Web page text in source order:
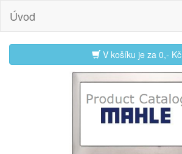
Úvod
V košíku je za 0,- Kč